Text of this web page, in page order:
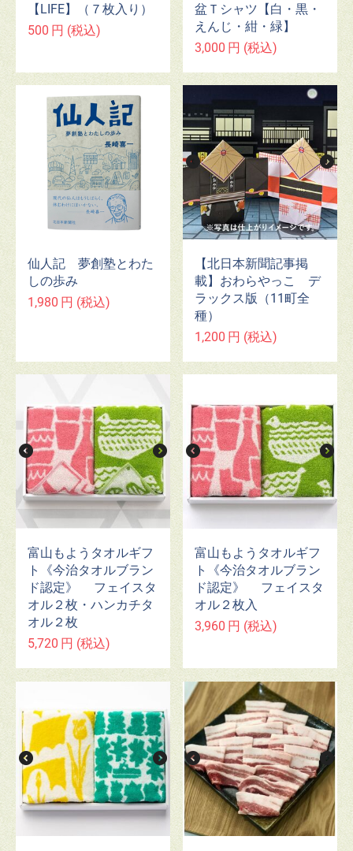
【LIFE】（７枚入り）
500 円 (税込)
盆Ｔシャツ【白・黒・
えんじ・紺・緑】
3,000 円 (税込)
仙人記 夢創塾とわた
しの歩み
1,980 円 (税込)
【北日本新聞記事掲
載】おわらやっこ デ
ラックス版（11町全
種）
1,200 円 (税込)
富山もようタオルギフ
ト《今治タオルブラン
ド認定》 フェイスタ
オル２枚・ハンカチタ
オル２枚
5,720 円 (税込)
富山もようタオルギフ
ト《今治タオルブラン
ド認定》 フェイスタ
オル２枚入
3,960 円 (税込)